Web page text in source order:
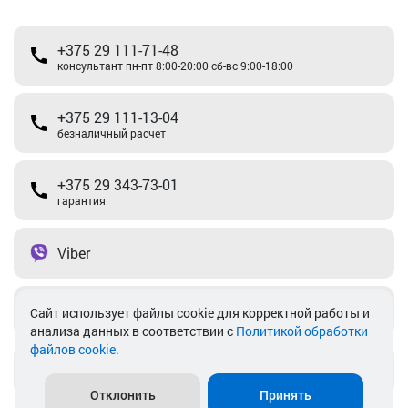
+375 29 111-71-48
консультант пн-пт 8:00-20:00 сб-вс 9:00-18:00
+375 29 111-13-04
безналичный расчет
+375 29 343-73-01
гарантия
Viber
Telegram
Cайт использует файлы cookie для корректной работы и
анализа данных в соответствии с Политикой обработки
файлов cookie.
Отклонить Принять